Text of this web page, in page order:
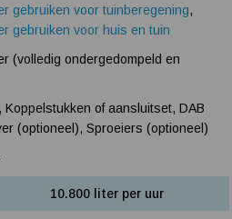
gebruiken voor tuinberegening,
gebruiken voor huis en tuin
(volledig ondergedompeld en
Koppelstukken of aansluitset, DAB
(optioneel), Sproeiers (optioneel)
10.800 liter per uur